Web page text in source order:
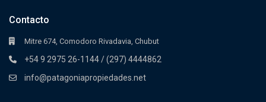
Contacto
Mitre 674, Comodoro Rivadavia, Chubut
+54 9 2975 26-1144 / (297) 4444862
info@patagoniapropiedades.net